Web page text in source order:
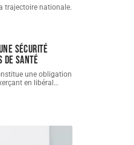
trajectoire nationale.
sécurité
de santé
une obligation
en libéral …